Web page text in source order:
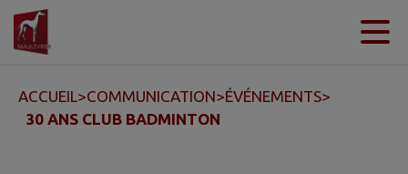
Contenu
ACCUEIL>COMMUNICATION>ÉVÉNEMENTS>
30 ANS CLUB BADMINTON